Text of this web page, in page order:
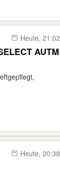
Heute, 21:02
AUTM
Heute, 20:38